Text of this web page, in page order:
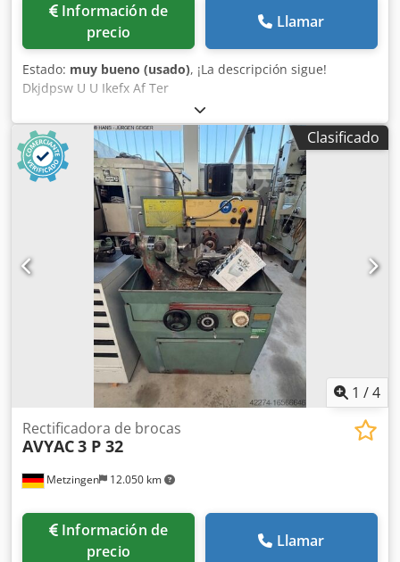
Información de
precio
Llamar
Estado: muy bueno (usado), ¡La descripción sigue!
Dkjdpsw U U Ikefx Af Ter
Clasificado
1 /4
Metzingen 12.050 km
Rectificadora de brocas
AVYAC3 P 32
Información de
precio
Llamar